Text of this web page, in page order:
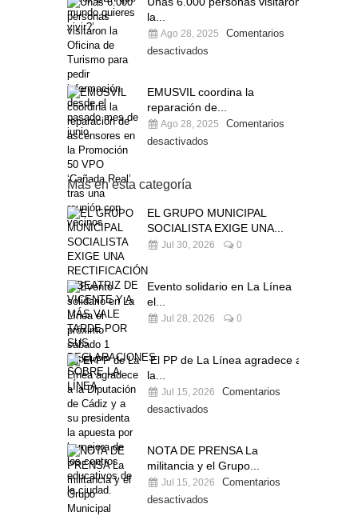
la...
Ago 28, 2025
Comentarios
desactivados
EMUSVIL coordina la
reparación de...
Ago 28, 2025
Comentarios
desactivados
Más en esta categoría
EL GRUPO MUNICIPAL
SOCIALISTA EXIGE UNA...
Jul 30, 2026 0
Evento solidario en La Línea
el...
Jul 28, 2026 0
El PP de La Línea agradece a
la...
Jul 15, 2026
Comentarios
desactivados
NOTA DE PRENSA La
militancia y el Grupo...
Jul 15, 2026
Comentarios
desactivados